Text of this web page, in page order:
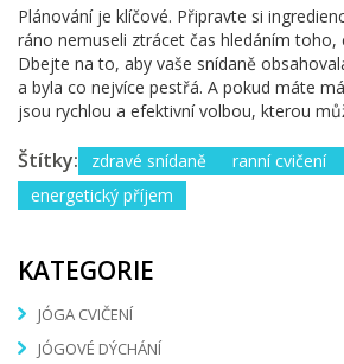
Plánování je klíčové. Připravte si
ráno nemuseli ztrácet čas hledáním
Dbejte na to, aby vaše snídaně
a byla co nejvíce pestřá. A pokud máte
jsou rychlou a efektivní volbou, kterou
Štítky: zdravé snídaně ranní cvičení
energetický příjem
KATEGORIE
JÓGA CVIČENÍ
JÓGOVÉ DÝCHÁNÍ